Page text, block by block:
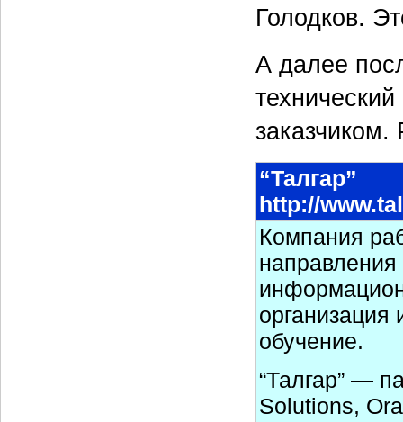
Голодков.
А далее
“Талгар”
http://
Компания
обучение.
“Талгар” —
Solutions,